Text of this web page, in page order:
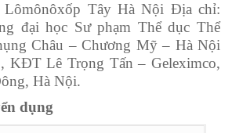
Tây Hà Nội Địa chỉ:
đại học Sư phạm Thể dục Thể
Châu – Chương Mỹ – Hà Nội
KĐT Lê Trọng Tấn – Geleximco,
Hà Nội.
dụng